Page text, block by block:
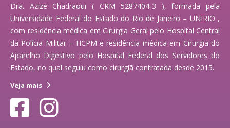
Dra. Azize Chadraoui ( CRM 5287404-3 ), formada pela
Universidade Federal do Estado do Rio de Janeiro – UNIRIO ,
com residência médica em Cirurgia Geral pelo Hospital Central
da Polícia Militar – HCPM e residência médica em Cirurgia do
Aparelho Digestivo pelo Hospital Federal dos Servidores do
Estado, no qual seguiu como cirurgiã contratada desde 2015.
Veja mais